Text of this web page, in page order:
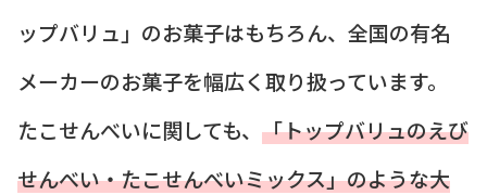
ップバリュ」のお菓子はもちろん、全国の有名
メーカーのお菓子を幅広く取り扱っています。
たこせんべいに関しても、 「トップバリュのえび
せんべい・たこせんべいミックス」のような大